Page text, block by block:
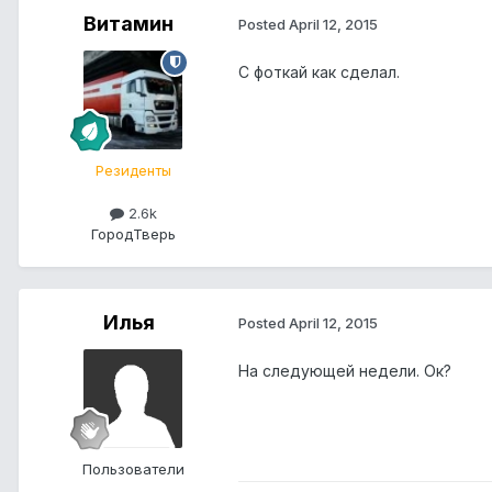
Витамин
Резиденты
2.6k
ГородТверь
Posted April 12, 2015
С фоткай как сделал.
Илья
Пользователи
Posted April 12, 2015
На следующей недели. Ок?